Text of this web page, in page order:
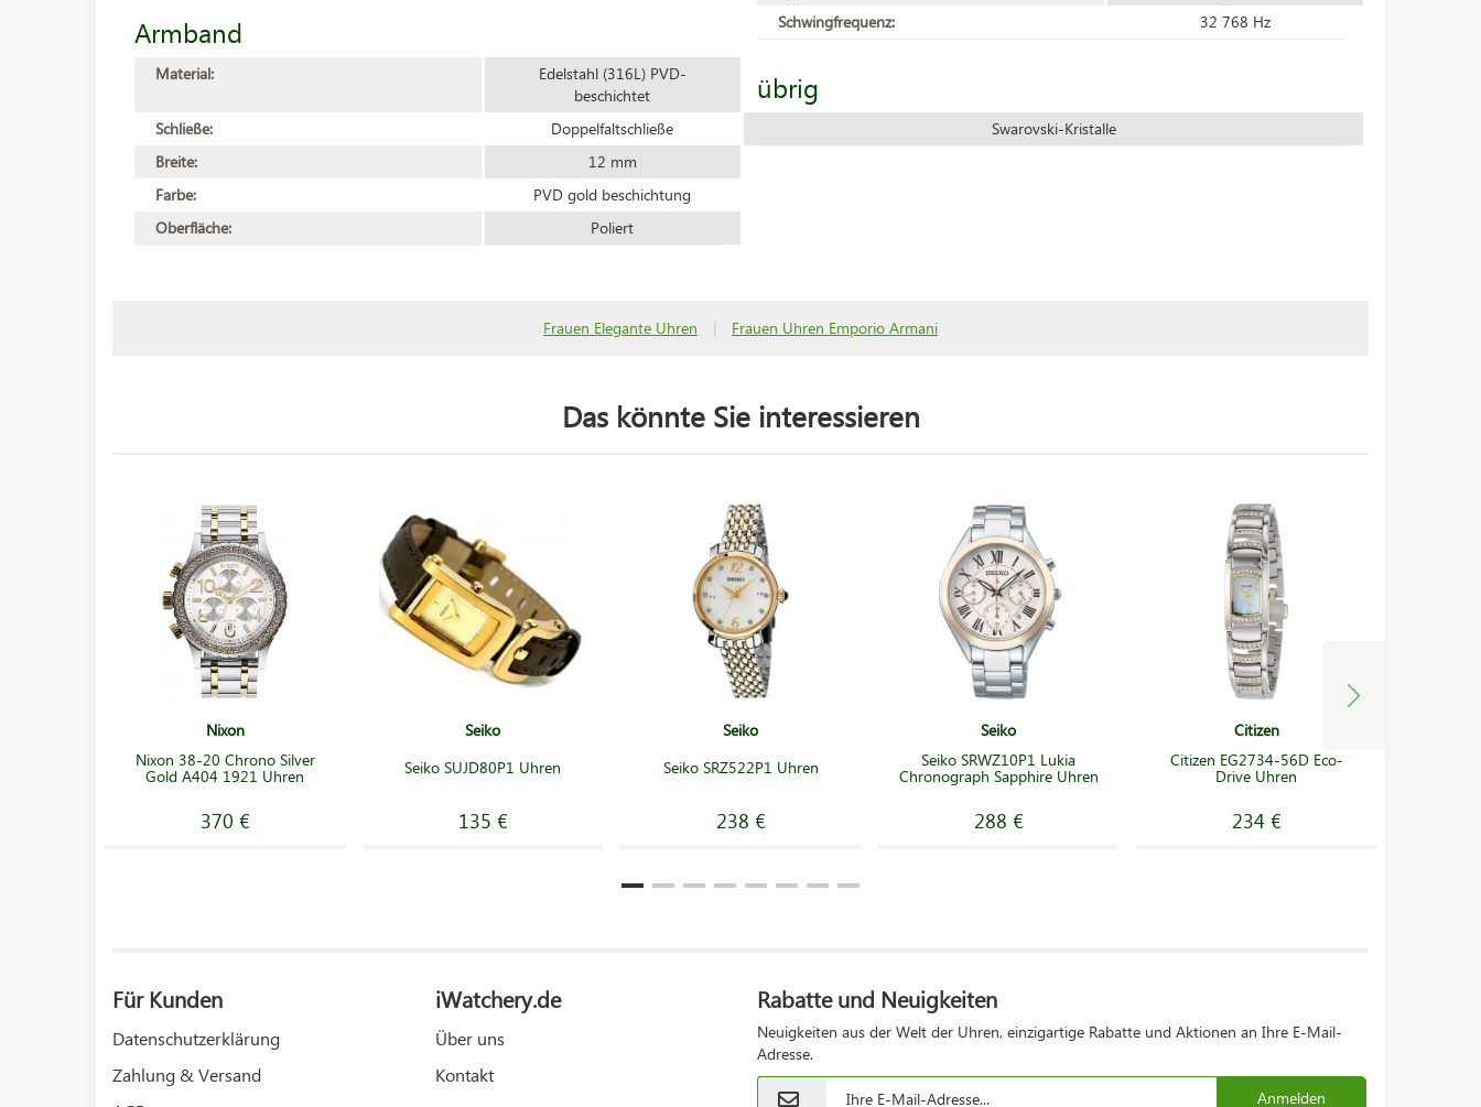
Armband
Material:
Edelstahl (316L) PVD-
beschichtet
Schließe:
Doppelfaltschließe
Breite:
12 mm
Farbe:
PVD gold beschichtung
Oberfläche:
Poliert
Schwingfrequenz:
32 768 Hz
übrig
Swarovski-Kristalle
Frauen Elegante Uhren | Frauen Uhren Emporio Armani
Das könnte Sie interessieren
Nixon
Nixon 38-20 Chrono Silver
Gold A404 1921 Uhren
370 €
Seiko
Seiko SUJD80P1 Uhren
135 €
Seiko
Seiko SRZ522P1 Uhren
238 €
Seiko
Seiko SRWZ10P1 Lukia
Chronograph Sapphire Uhren
288 €
Citizen
Citizen EG2734-56D Eco-
Drive Uhren
234 €
Für Kunden
Datenschutzerklärung
Zahlung & Versand
iWatchery.de
Über uns
Kontakt
Rabatte und Neuigkeiten
Neuigkeiten aus der Welt der Uhren, einzigartige Rabatte und Aktionen an Ihre E-Mail-
Adresse.
Anmelden